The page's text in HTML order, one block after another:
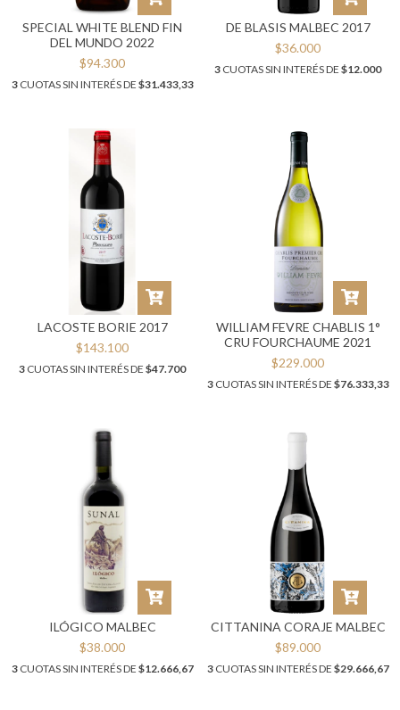
SPECIAL WHITE BLEND FIN
DEL MUNDO 2022
$94.300
3CUOTAS SIN INTERÉS DE $31.433,33
DE BLASIS MALBEC 2017
$36.000
3 CUOTAS SIN INTERÉS DE $12.000
LACOSTE BORIE 2017
$143.100
3 CUOTAS SIN INTERÉS DE $47.700
WILLIAM FEVRE CHABLIS 1°
CRU FOURCHAUME 2021
$229.000
3CUOTAS SIN INTERÉS DE $76.333,33
ILÓGICO MALBEC
$38.000
3CUOTAS SIN INTERÉS DE $12.666,67
CITTANINA CORAJE MALBEC
$89.000
3CUOTAS SIN INTERÉS DE $29.666,67